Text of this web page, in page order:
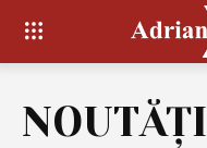
NOUTĂȚI